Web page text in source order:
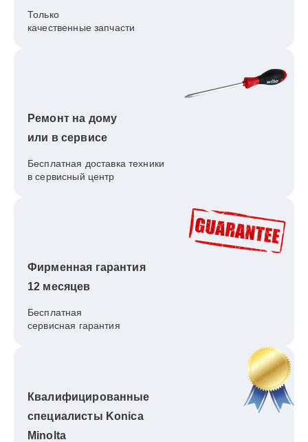
Только
качественные запчасти
Ремонт на дому
или в сервисе
Бесплатная доставка техники
в сервисный центр
Фирменная гарантия
12 месяцев
Бесплатная
сервисная гарантия
Квалифицированные
специалисты Konica
Minolta